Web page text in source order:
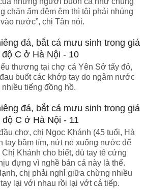
chăn ấm đệm êm thì tôi phải nhúng
nước”, chị Tân nói.
thương tại chợ cá Yên Sở tấy đỏ,
buốt các khớp tay do ngâm nước
nhiều tiếng đồng hồ.
chợ, chị Ngọc Khánh (45 tuổi, Hà
tay bầm tím, nứt nẻ xuống nước để
Khánh cho biết, dù tay tê cứng
đựng vì nghề bán cá này là thế.
chị phải nghỉ giữa chừng nhiều
lại với nhau rồi lại vớt cá tiếp.